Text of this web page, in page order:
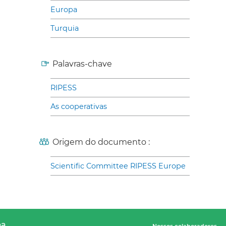
Europa
Turquia
Palavras-chave
RIPESS
As cooperativas
Origem do documento :
Scientific Committee RIPESS Europe